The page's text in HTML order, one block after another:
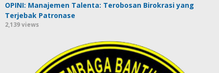
OPINI: Manajemen Talenta: Terobosan Birokrasi yang
Terjebak Patronase
2,139 views